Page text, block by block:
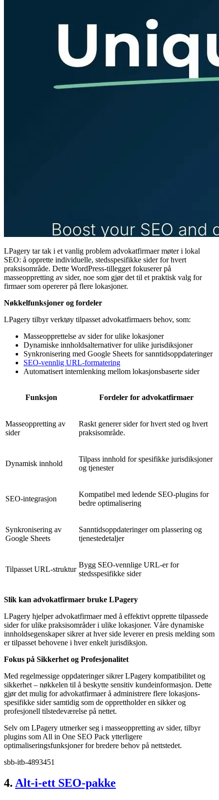
LPagery tar tak i et vanlig problem advokatfirmaer møter i lokal
SEO: å opprette individuelle, stedsspesifikke sider for hvert
praksisområde. Dette WordPress-tillegget fokuserer på
masseoppretting av sider, noe som gjør det til et praktisk valg for
firmaer som opererer på flere lokasjoner.
Nøkkelfunksjoner og fordeler
LPagery tilbyr verktøy tilpasset advokatfirmaers behov, som:
Masseopprettelse av sider for ulike lokasjoner
Dynamiske innholdsalternativer for ulike jurisdiksjoner
Synkronisering med Google Sheets for sanntidsoppdateringer
SEO-vennlig URL-formatering
Automatisert internlenking mellom lokasjonsbaserte sider
Funksjon Fordeler for advokatfirmaer
Masseoppretting av
sider
Raskt generer sider for hvert sted og hvert
praksisområde.
Dynamisk innhold
Tilpass innhold for spesifikke jurisdiksjoner
og tjenester
SEO-integrasjon
Kompatibel med ledende SEO-plugins for
bedre optimalisering
Synkronisering av
Google Sheets
Sanntidsoppdateringer om plassering og
tjenestedetaljer
Tilpasset URL-struktur
Bygg SEO-vennlige URL-er for
stedsspesifikke sider
Slik kan advokatfirmaer bruke LPagery
LPagery hjelper advokatfirmaer med å effektivt opprette tilpassede
sider for ulike praksisområder i ulike lokasjoner. Våre dynamiske
innholdsegenskaper sikrer at hver side leverer en presis melding som
er tilpasset behovene i hver enkelt jurisdiksjon.
Fokus på Sikkerhet og Profesjonalitet
Med regelmessige oppdateringer sikrer LPagery kompatibilitet og
sikkerhet – nøkkelen til å beskytte sensitiv kundeinformasjon. Dette
gjør det mulig for advokatfirmaer å administrere flere lokasjons-
spesifikke sider samtidig som de opprettholder en sikker og
profesjonell tilstedeværelse på nettet.
Selv om LPagery utmerker seg i masseoppretting av sider, tilbyr
plugins som All in One SEO Pack ytterligere
optimaliseringsfunksjoner for bredere behov på nettstedet.
sbb-itb-4893451
4. Alt-i-ett SEO-pakke